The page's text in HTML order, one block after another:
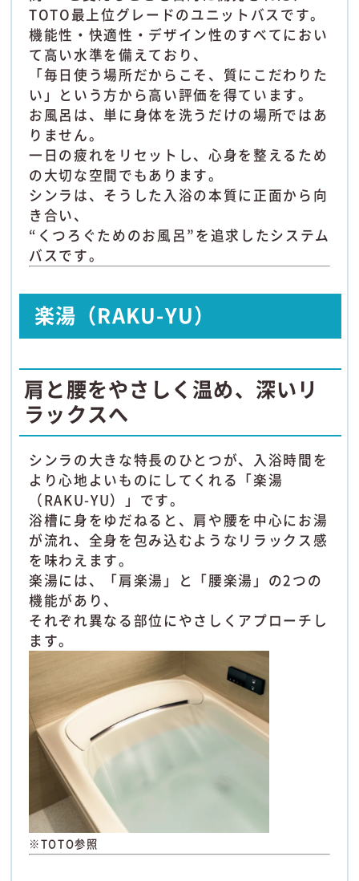
TOTO最上位グレードのユニットバスです。
機能性・快適性・デザイン性のすべてにおい
て高い水準を備えており、
「毎日使う場所だからこそ、質にこだわりた
い」という方から高い評価を得ています。
お風呂は、単に身体を洗うだけの場所ではあ
りません。
一日の疲れをリセットし、心身を整えるため
の大切な空間でもあります。
シンラは、そうした入浴の本質に正面から向
き合い、
“くつろぐためのお風呂”を追求したシステム
バスです。
楽湯（RAKU-YU）
肩と腰をやさしく温め、深いリ
ラックスへ
シンラの大きな特長のひとつが、入浴時間を
より心地よいものにしてくれる「楽湯
（RAKU-YU）」です。
浴槽に身をゆだねると、肩や腰を中心にお湯
が流れ、全身を包み込むようなリラックス感
を味わえます。
楽湯には、「肩楽湯」と「腰楽湯」の2つの
機能があり、
それぞれ異なる部位にやさしくアプローチし
ます。
※TOTO参照